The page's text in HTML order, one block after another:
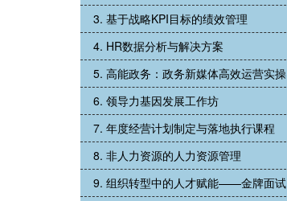
3. 基于战略KPI目标的绩效管理
4. HR数据分析与解决方案
5. 高能政务：政务新媒体高效运营实操
6. 领导力基因发展工作坊
7. 年度经营计划制定与落地执行课程
8. 非人力资源的人力资源管理
9. 组织转型中的人才赋能——金牌面试